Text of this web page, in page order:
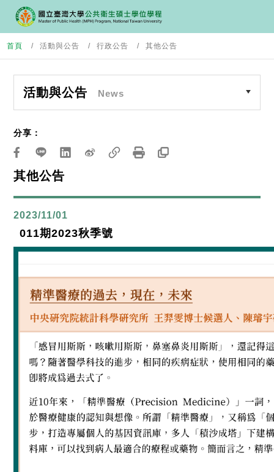
首頁 活動與公告 行政公告 其他公告
活動與公告 News
其他公告
分享：
2023/11/01
011期2023秋季號